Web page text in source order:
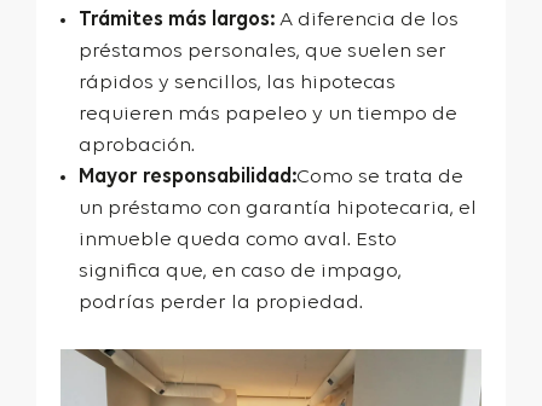
Trámites más largos: A diferencia de los
préstamos personales, que suelen ser
rápidos y sencillos, las hipotecas
requieren más papeleo y un tiempo de
aprobación.
Mayor responsabilidad:Como se trata de
un préstamo con garantía hipotecaria, el
inmueble queda como aval. Esto
significa que, en caso de impago,
podrías perder la propiedad.